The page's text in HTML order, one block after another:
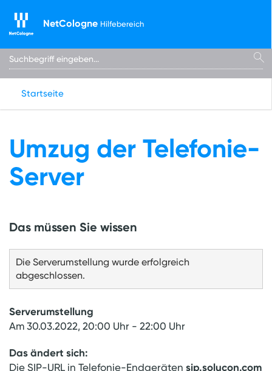
NetCologne Hilfebereich
Startseite
Umzug der Telefonie-
Server
Das müssen Sie wissen
Die Serverumstellung wurde erfolgreich
abgeschlossen.
Serverumstellung
Am 30.03.2022, 20:00 Uhr - 22:00 Uhr
Das ändert sich:
Die SIP-URL in Telefonie-Endgeräten sip.solucon.com